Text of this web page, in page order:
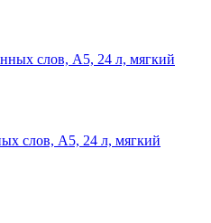
слов, А5, 24 л, мягкий